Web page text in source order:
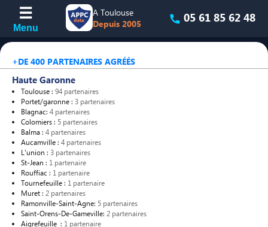
A Toulouse
Depuis 2005
05 61 85 62 48
+DE 400 PARTENAIRES AGRÉÉS
Haute Garonne
Toulouse : 94 partenaires
Portet/garonne : 3 partenaires
Blagnac: 4 partenaires
Colomiers : 5 partenaires
Balma : 4 partenaires
Aucamville : 4 partenaires
L'union : 3 partenaires
St-Jean : 1 partenaire
Rouffiac : 1 partenaire
Tournefeuille : 1 partenaire
Muret : 2 partenaires
Ramonville-Saint-Agne: 5 partenaires
Saint-Orens-De-Gameville: 2 partenaires
Aigrefeuille : 1 partenaire